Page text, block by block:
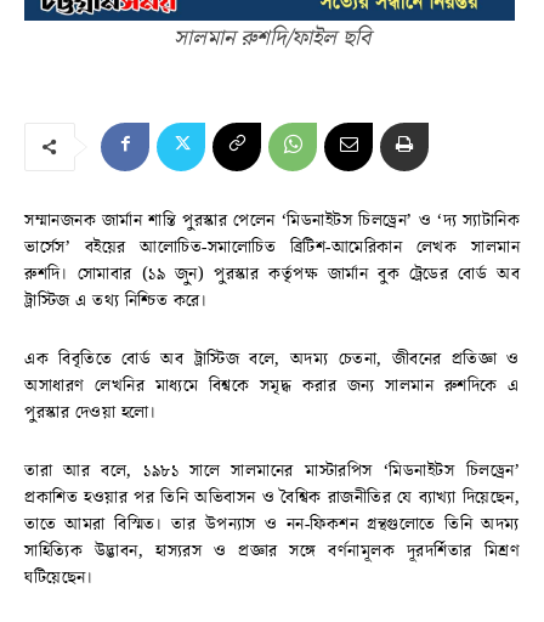
সালমান রুশদি/ফাইল ছবি
সম্মানজনক জার্মান শান্তি পুরস্কার পেলেন ‘মিডনাইটস চিলড্রেন’ ও ‘দ্য স্যাটানিক
ভার্সেস’ বইয়ের আলোচিত-সমালোচিত ব্রিটিশ-আমেরিকান লেখক সালমান
রুশদি। সোমাবার (১৯ জুন) পুরস্কার কর্তৃপক্ষ জার্মান বুক ট্রেডের বোর্ড অব
ট্রাস্টিজ এ তথ্য নিশ্চিত করে।
এক বিবৃতিতে বোর্ড অব ট্রাস্টিজ বলে, অদম্য চেতনা, জীবনের প্রতিজ্ঞা ও
অসাধারণ লেখনির মাধ্যমে বিশ্বকে সমৃদ্ধ করার জন্য সালমান রুশদিকে এ
পুরস্কার দেওয়া হলো।
তারা আর বলে, ১৯৮১ সালে সালমানের মাস্টারপিস ‘মিডনাইটস চিলড্রেন’
প্রকাশিত হওয়ার পর তিনি অভিবাসন ও বৈশ্বিক রাজনীতির যে ব্যাখ্যা দিয়েছেন,
তাতে আমরা বিস্মিত। তার উপন্যাস ও নন-ফিকশন গ্রন্থগুলোতে তিনি অদম্য
সাহিত্যিক উদ্ভাবন, হাস্যরস ও প্রজ্ঞার সঙ্গে বর্ণনামূলক দূরদর্শিতার মিশ্রণ
ঘটিয়েছেন।